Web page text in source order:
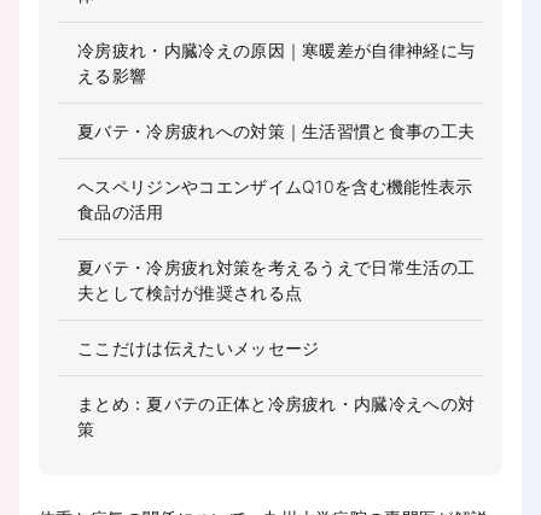
冷房疲れ・内臓冷えの原因｜寒暖差が自律神経に与
える影響
夏バテ・冷房疲れへの対策｜生活習慣と食事の工夫
ヘスペリジンやコエンザイムQ10を含む機能性表示
食品の活用
夏バテ・冷房疲れ対策を考えるうえで日常生活の工
夫として検討が推奨される点
ここだけは伝えたいメッセージ
まとめ：夏バテの正体と冷房疲れ・内臓冷えへの対
策